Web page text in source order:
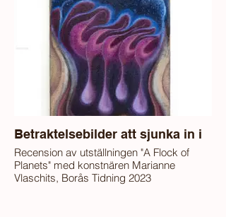
Betraktelsebilder att sjunka in i
Recension av utställningen "A Flock of
Planets" med konstnären Marianne
Vlaschits, Borås Tidning 2023